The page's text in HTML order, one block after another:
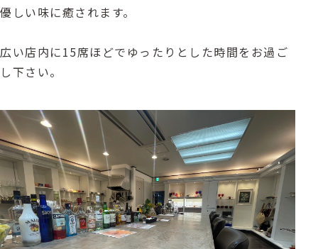
優しい味に癒されます。
広い店内に15席ほどでゆったりとした時間をお過ご
し下さい。